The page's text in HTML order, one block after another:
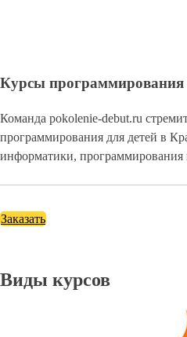
Курсы программирования
Команда pokolenie-debut.ru
программирования для детей в
информатики, программирования
Заказать
Виды курсов